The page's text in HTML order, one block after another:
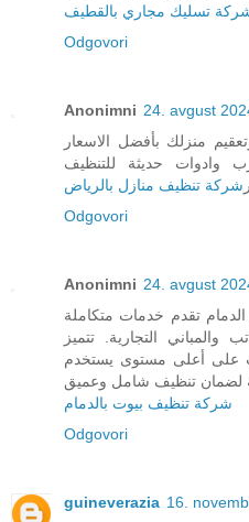
تسليك مجاري بالقطيف
Odgovori
Anonimni 24. avgust
منزلك بأفضل الاسعار
حديثة للتنظيف
شركة تنظيف منازل بالرياض
Odgovori
Anonimni 24. avgust
تقدم خدمات متكاملة
والمباني التجارية. تتميز
على أعلى مستوى يستخدم
شركة تنظيف بيوت بالدمام
Odgovori
guineverazia 16.